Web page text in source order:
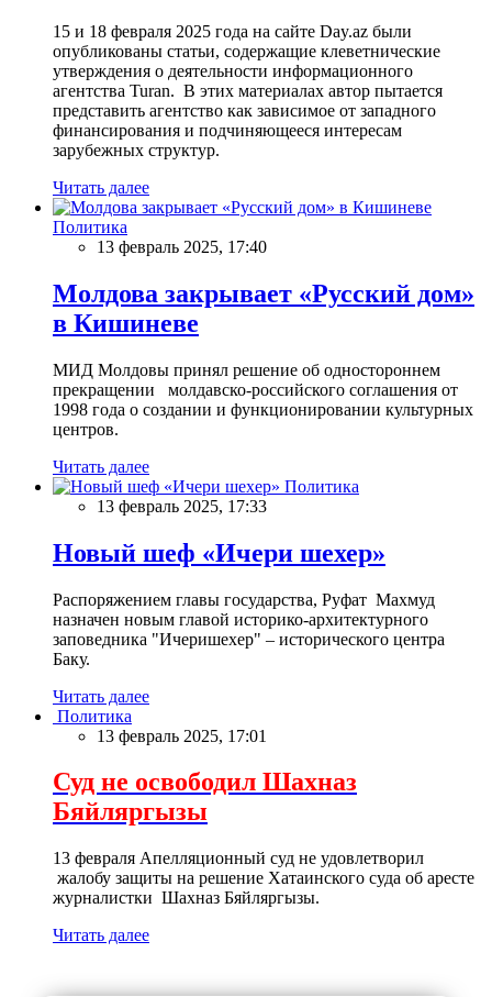
15 и 18 февраля 2025 года на сайте Day.az были
опубликованы статьи, содержащие клеветнические
утверждения о деятельности информационного
агентства Turan. В этих материалах автор пытается
представить агентство как зависимое от западного
финансирования и подчиняющееся интересам
зарубежных структур.
Читать далее
Политика
13 февраль 2025, 17:40
Молдова закрывает «Русский дом»
в Кишиневе
МИД Молдовы принял решение об одностороннем
прекращении молдавско-российского соглашения от
1998 года о создании и функционировании культурных
центров.
Читать далее
Политика
13 февраль 2025, 17:33
Новый шеф «Ичери шехер»
Распоряжением главы государства, Руфат Махмуд
назначен новым главой историко-архитектурного
заповедника "Ичеришехер" – исторического центра
Баку.
Читать далее
Политика
13 февраль 2025, 17:01
Суд не освободил Шахназ
Бяйляргызы
13 февраля Апелляционный суд не удовлетворил
жалобу защиты на решение Хатаинского суда об аресте
журналистки Шахназ Бяйляргызы.
Читать далее